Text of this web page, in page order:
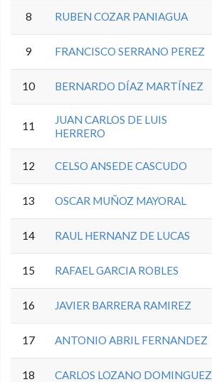
8 RUBEN COZAR PANIAGUA
9 FRANCISCO SERRANO PEREZ
10 BERNARDO DÍAZ MARTÍNEZ
11
JUAN CARLOS DE LUIS
HERRERO
12 CELSO ANSEDE CASCUDO
13 OSCAR MUÑOZ MAYORAL
14 RAUL HERNANZ DE LUCAS
15 RAFAEL GARCIA ROBLES
16 JAVIER BARRERA RAMIREZ
17 ANTONIO ABRIL FERNANDEZ
18 CARLOS LOZANO DOMINGUEZ